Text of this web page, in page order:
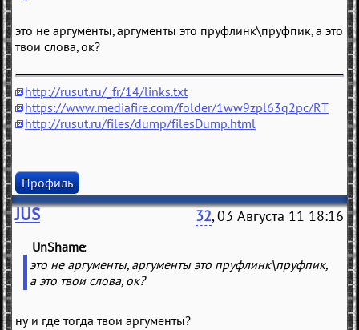
это не аргументы, аргументы это пруфлинк\пруфпик, а это
твои слова, ок?
http://rusut.ru/_fr/14/links.txt
https://www.mediafire.com/folder/1ww9zpl63q2pc/RT
http://rusut.ru/files/dump/filesDump.html
Профиль
JUS 32, 03 Августа 11 18:16
UnShame
это не аргументы, аргументы это пруфлинк\пруфпик,
а это твои слова, ок?
ну и где тогда твои аргументы?